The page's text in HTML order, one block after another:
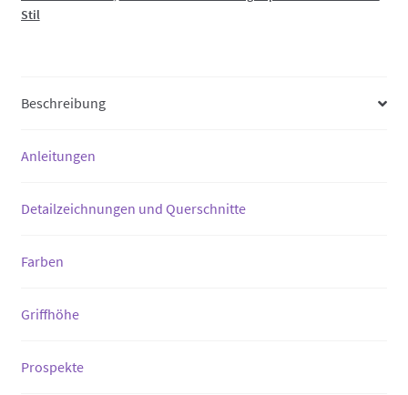
Kunststoff
Stil
Beschreibung
Anleitungen
Detailzeichnungen und Querschnitte
Farben
Griffhöhe
Prospekte